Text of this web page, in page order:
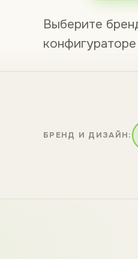
Выберите
БРЕНД И ДИЗАЙН: